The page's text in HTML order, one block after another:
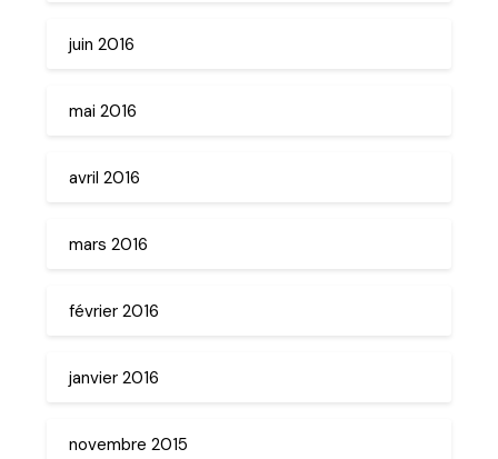
juin 2016
mai 2016
avril 2016
mars 2016
février 2016
janvier 2016
novembre 2015